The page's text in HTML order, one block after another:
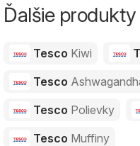
Ďalšie
Tesco Kiwi
Tesco
Tesco Polievky
Tesco Muffiny